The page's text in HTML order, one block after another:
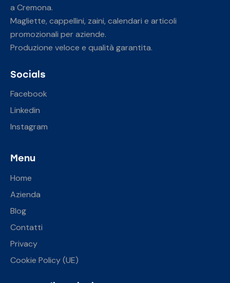
a Cremona.
Magliette, cappellini, zaini, calendari e articoli
promozionali per aziende.
Produzione veloce e qualità garantita.
Socials
Facebook
Linkedin
Instagram
Menu
Home
Azienda
Blog
Contatti
Privacy
Cookie Policy (UE)